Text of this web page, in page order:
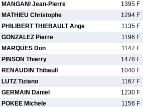
MANGANI Jean-Pierre
1395 F
MATHIEU Christophe
1294 F
PHILIBERT THIEBAULT Ange
1135 F
GONZALEZ Pierre
1196 F
MARQUES Don
1147 F
PINSON Thierry
1478 F
RENAUDIN Thibault
1040 F
LUTZ Tiziano
1167 F
GERMAIN Daniel
1230 F
POKEE Michele
1156 F